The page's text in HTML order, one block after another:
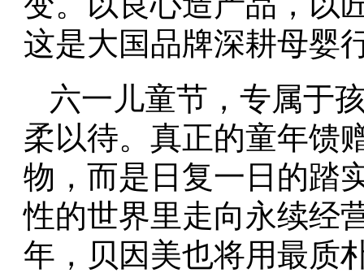
这是大国品牌深耕母婴
六一儿童节，专属于
柔以待。真正的童年馈
物，而是日复一日的踏
性的世界里走向永续经
年，贝因美也将用最质